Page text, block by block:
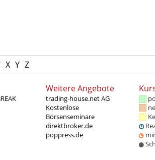
X Y Z
Weitere Angebote
trading-house.net AG
Kostenlose
Börsenseminare
direktbroker.de
poppress.de